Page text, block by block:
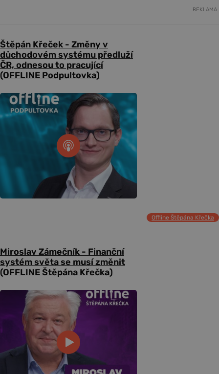
REKLAMA
Štěpán Křeček - Změny v
důchodovém systému předluží
ČR, odnesou to pracující
(OFFLINE Podpultovka)
Offline Štěpána Křečka
Miroslav Zámečník - Finanční
systém světa se musí změnit
(OFFLINE Štěpána Křečka)